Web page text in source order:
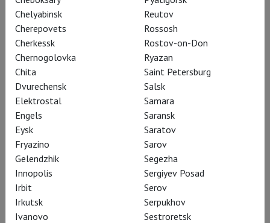
Кинокассы. Также билеты на наши показы можно
приобрести непосредственно в кассе кинотеатра.
Мне не пришёл билет
Проверьте папку Спам своей электронной почты.
Если в Спаме билет не нашёлся, кликните ещё раз на кнопку
покупки Билетов выбранного сеанса –
в открывшемся окне рядом со схемой зала вы увидите
контакты. Обратитесь по ним, чтобы решить свой вопрос.
Яндекс
Афиша
Кинокасса
Chelyabinsk
Cherepovets
Cherkessk
Chernogolovka
Chita
Dvurechensk
Elektrostal
Engels
Eysk
Fryazino
Gelendzhik
Innopolis
Irbit
Irkutsk
Ivanovo
Reutov
Rossosh
Rostov-on-Don
Ryazan
Saint Petersburg
Salsk
Samara
Saransk
Saratov
Sarov
Segezha
Sergiyev Posad
Serov
Serpukhov
Sestroretsk